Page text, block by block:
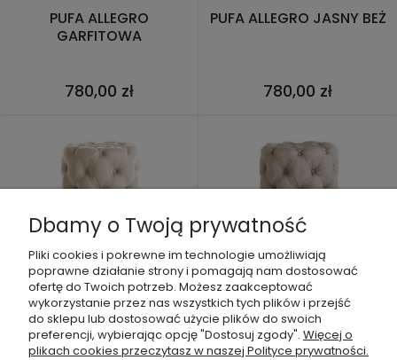
PUFA ALLEGRO
GARFITOWA
780,00 zł
PUFA ALLEGRO JASNY BEŻ
780,00 zł
ELEGANCKA PIKOWANA
PUFA OKRĄGŁA COS
AKSAMIT BEŻOWA
790,00 zł
ELEGANCKA PIKOWANA
PUFA OKRĄGŁA COS
TKANINA STRUKTURALNA
BEŻOWA
790,00 zł
Dbamy o Twoją prywatność
Pliki cookies i pokrewne im technologie umożliwiają
poprawne działanie strony i pomagają nam dostosować
ofertę do Twoich potrzeb. Możesz zaakceptować
wykorzystanie przez nas wszystkich tych plików i przejść
do sklepu lub dostosować użycie plików do swoich
preferencji, wybierając opcję "Dostosuj zgody". Więcej o
plikach cookies przeczytasz w naszej Polityce prywatności.